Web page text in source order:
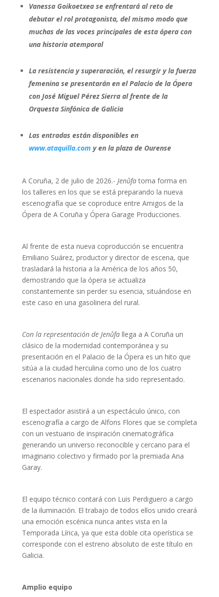
Vanessa Goikoetxea se enfrentará al reto de
debutar el rol protagonista, del mismo modo que
muchas de las voces principales de esta ópera con
una historia atemporal
La resistencia y superaración, el resurgir y la fuerza
femenina se presentarán en el Palacio de la Ópera
con José Miguel Pérez Sierra al frente de la
Orquesta Sinfónica de Galicia
Las entradas están disponibles en
www.ataquilla.com y en la plaza de Ourense
A Coruña, 2 de julio de 2026.- Jenůfatoma forma en
los talleres en los que se está preparando la nueva
escenografía que se coproduce entre Amigos de la
Ópera de A Coruña y Ópera Garage Producciones.
Al frente de esta nueva coproducción se encuentra
Emiliano Suárez, productor y director de escena, que
trasladará la historia a la América de los años 50,
demostrando que la ópera se actualiza
constantemente sin perder su esencia, situándose en
este caso en una gasolinera del rural.
Con la representación de Jenůfallega a A Coruña un
clásico de la modernidad contemporánea y su
presentación en el Palacio de la Ópera es un hito que
sitúa a la ciudad herculina como uno de los cuatro
escenarios nacionales donde ha sido representado.
El espectador asistirá a un espectáculo único, con
escenografía a cargo de Alfons Flores que se completa
con un vestuario de inspiración cinematográfica
generando un universo reconocible y cercano para el
imaginario colectivo y firmado por la premiada Ana
Garay.
El equipo técnico contará con Luis Perdiguero a cargo
de la iluminación. El trabajo de todos ellos unido creará
una emoción escénica nunca antes vista en la
Temporada Lírica, ya que esta doble cita operística se
corresponde con el estreno absoluto de este título en
Galicia.
Amplio equipo